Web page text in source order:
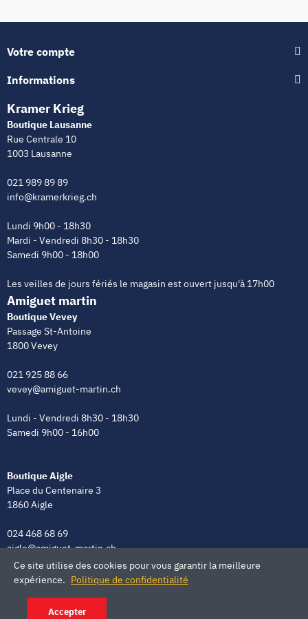
Votre compte
Informations
Kramer Krieg
Boutique Lausanne
Rue Centrale 10
1003 Lausanne
021 989 89 89
info@kramerkrieg.ch
Lundi 9h00 - 18h30
Mardi - Vendredi 8h30 - 18h30
Samedi 9h00 - 18h00
Les veilles de jours fériés le magasin est ouvert jusqu'à 17h00
Amiguet martin
Boutique Vevey
Passage St-Antoine
1800 Vevey
021 925 88 66
vevey@amiguet-martin.ch
Lundi - Vendredi 8h30 - 18h30
Samedi 9h00 - 16h00
Boutique Aigle
Place du Centenaire 3
1860 Aigle
024 468 68 69
aigle@amiguet-martin.ch
Lundi - Vendredi 8h00 - 12h00 | 13h30 - 18h30
Ce site utilise des cookies pour vous garantir la meilleure
expérience. Politique de confidentialité
Accepter